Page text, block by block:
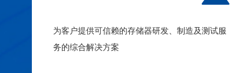
为客户提供可信赖的存储器研发、制造及测试服
务的综合解决方案